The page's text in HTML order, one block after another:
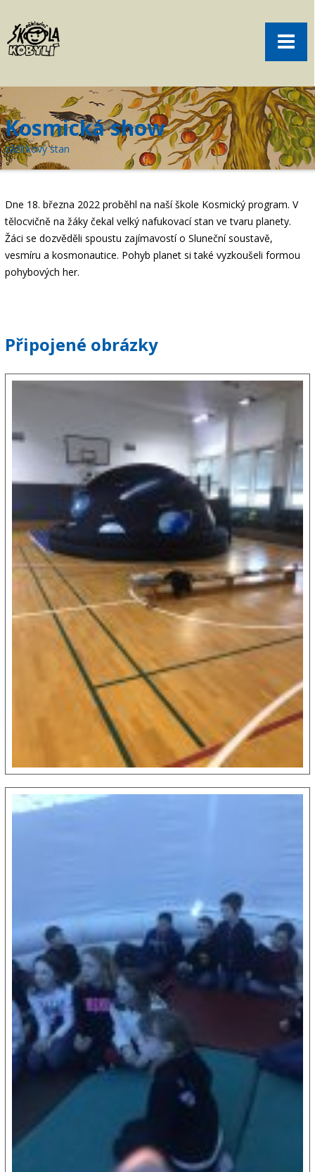
Aktuality
Volný čas
Kontakt
žákovská knížka
objednání obědů
Menu
Kosmická show
zážitkový stan
Dne 18. března 2022 proběhl na naší škole Kosmický program. V
tělocvičně na žáky čekal velký nafukovací stan ve tvaru planety.
Žáci se dozvěděli spoustu zajímavostí o Sluneční soustavě,
vesmíru a kosmonautice. Pohyb planet si také vyzkoušeli formou
pohybových her.
Připojené obrázky